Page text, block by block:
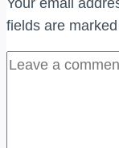
fields are marked